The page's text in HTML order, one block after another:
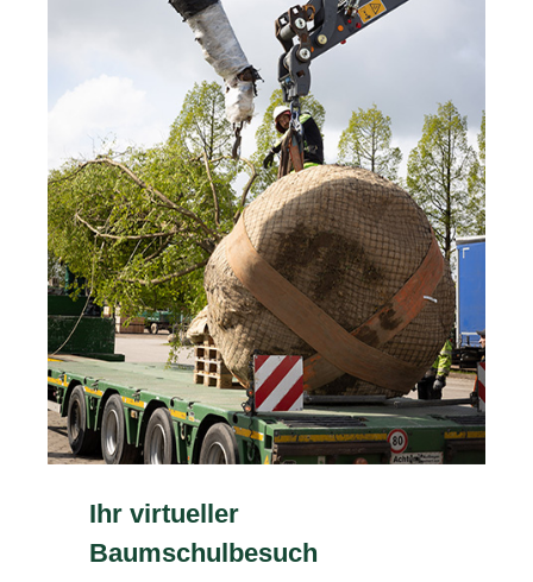
Ihr virtueller
Baumschulbesuch